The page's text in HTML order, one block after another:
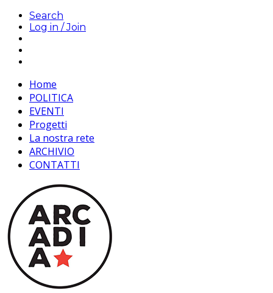
Search
Log in / Join
Home
POLITICA
EVENTI
Progetti
La nostra rete
ARCHIVIO
CONTATTI